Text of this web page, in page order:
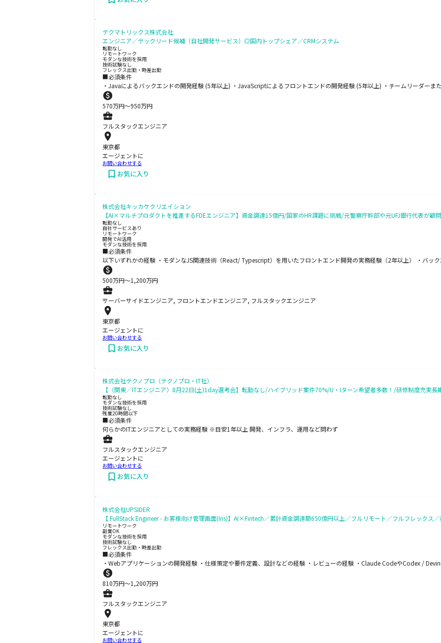
テクマトリックス株式会社
エンジニア／テックリード候補（自社開発サービス）◎国内トップシェア／CRMシステム
転勤なし
リモートワーク
モダンな技術を採用
技術試験なし
フレックス出勤・時差出勤
■必須条件
・Javaによるバックエンドの開発経験 (5年以上) ・JavaScriptによるフロントエンドの開発経験 (5年以上) ・チームリーダーま
570万円〜950万円
フルスタックエンジニア
東京都
エージェントに
お問い合わせする
お気に入り
株式会社キッカケクリエイション
【AI×マルチプロダクトを推進するFDEエンジニア】資金調達15億円/国家のHR課題に挑戦/元警察庁幹部や元UFJ銀行代表が顧
転勤なし
自社サービスあり
リモートワーク
開発でAI活用
モダンな技術を採用
■必須条件
以下いずれかの経験 ・モダンなJS関連技術（React/ Typescript）を用いたフロントエンド開発の実務経験（2年以上） ・バック
500万円〜1,200万円
サーバーサイドエンジニア, フロントエンドエンジニア, フルスタックエンジニア
東京都
エージェントに
お問い合わせする
お気に入り
株式会社テクノプロ（テクノプロ・IT社）
【〈関東／ITエンジニア〉8月22日(土)1day選考会】転勤なし/ハイブリッド案件70%/U・Iターン希望者多数！/研修制度充実
転勤なし
モダンな技術を採用
技術試験なし
残業20時間以下
■必須条件
何らかのITエンジニアとしての実務経験 ※目安1年以上 開発、インフラ、運用など問わず
フルスタックエンジニア
エージェントに
お問い合わせする
お気に入り
株式会社UPSIDER
【 FullStack Engineer - お客様向け管理画面(Iris)】AI×Fintech／累計資金調達額650億円以上／フルリモート／フルフレックス／
リモートワーク
副業OK
モダンな技術を採用
技術試験なし
フレックス出勤・時差出勤
■必須条件
・Webアプリケーションの開発経験 ・仕様策定や要件定義、設計などの経験 ・レビューの経験 ・Claude CodeやCodex /
810万円〜1,200万円
フルスタックエンジニア
東京都
エージェントに
お問い合わせする